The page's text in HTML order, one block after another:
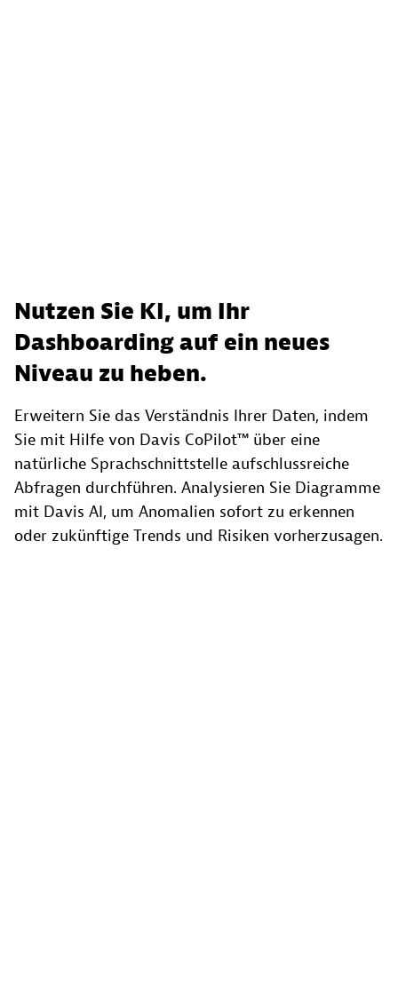
Nutzen Sie KI, um Ihr
Dashboarding auf ein neues
Niveau zu heben.
Erweitern Sie das Verständnis Ihrer Daten, indem
Sie mit Hilfe von Davis CoPilot™ über eine
natürliche Sprachschnittstelle aufschlussreiche
Abfragen durchführen. Analysieren Sie Diagramme
mit Davis AI, um Anomalien sofort zu erkennen
oder zukünftige Trends und Risiken vorherzusagen.